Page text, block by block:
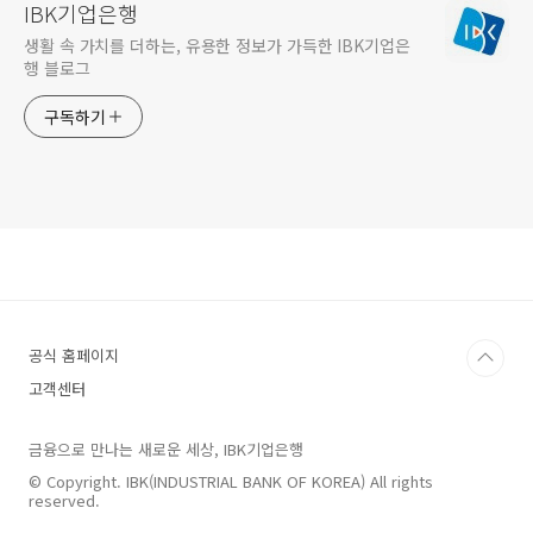
IBK기업은행
생활 속 가치를 더하는, 유용한 정보가 가득한 IBK기업은
행 블로그
구독하기
공식 홈페이지
고객센터
금융으로 만나는 새로운 세상, IBK기업은행
© Copyright. IBK(INDUSTRIAL BANK OF KOREA) All rights
reserved.